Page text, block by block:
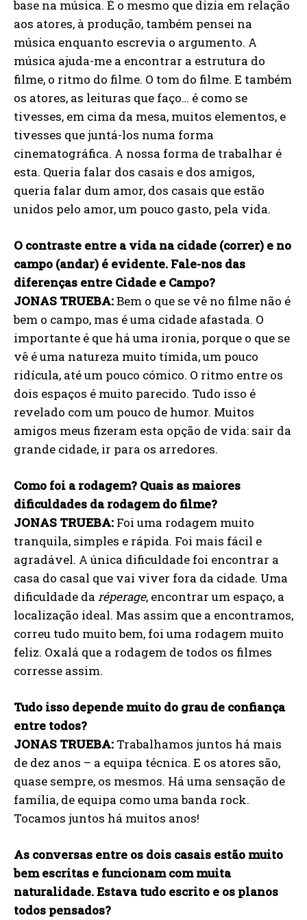
base na música. É o mesmo que dizia em relação
aos atores, à produção, também pensei na
música enquanto escrevia o argumento. A
música ajuda-me a encontrar a estrutura do
filme, o ritmo do filme. O tom do filme. E também
os atores, as leituras que faço… é como se
tivesses, em cima da mesa, muitos elementos, e
tivesses que juntá-los numa forma
cinematográfica. A nossa forma de trabalhar é
esta. Queria falar dos casais e dos amigos,
queria falar dum amor, dos casais que estão
unidos pelo amor, um pouco gasto, pela vida.
O contraste entre a vida na cidade (correr) e no
campo (andar) é evidente. Fale-nos das
diferenças entre Cidade e Campo?
JONAS TRUEBA:Bem o que se vê no filme não é
bem o campo, mas é uma cidade afastada. O
importante é que há uma ironia, porque o que se
vê é uma natureza muito tímida, um pouco
ridícula, até um pouco cómico. O ritmo entre os
dois espaços é muito parecido. Tudo isso é
revelado com um pouco de humor. Muitos
amigos meus fizeram esta opção de vida: sair da
grande cidade, ir para os arredores.
Como foi a rodagem? Quais as maiores
dificuldades da rodagem do filme?
JONAS TRUEBA: Foi uma rodagem muito
tranquila, simples e rápida. Foi mais fácil e
agradável. A única dificuldade foi encontrar a
casa do casal que vai viver fora da cidade. Uma
dificuldade da réperage, encontrar um espaço, a
localização ideal. Mas assim que a encontramos,
correu tudo muito bem, foi uma rodagem muito
feliz. Oxalá que a rodagem de todos os filmes
corresse assim.
Tudo isso depende muito do grau de confiança
entre todos?
JONAS TRUEBA: Trabalhamos juntos há mais
de dez anos – a equipa técnica. E os atores são,
quase sempre, os mesmos. Há uma sensação de
família, de equipa como uma banda rock.
Tocamos juntos há muitos anos!
As conversas entre os dois casais estão muito
bem escritas e funcionam com muita
naturalidade. Estava tudo escrito e os planos
todos pensados?